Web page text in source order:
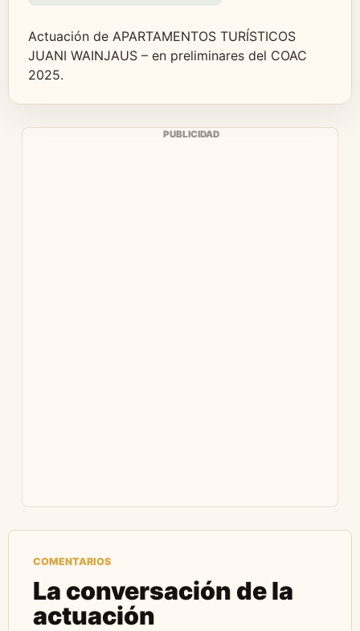
Actuación de APARTAMENTOS TURÍSTICOS
JUANI WAINJAUS – en preliminares del COAC
2025.
PUBLICIDAD
COMENTARIOS
La conversación de la
actuación